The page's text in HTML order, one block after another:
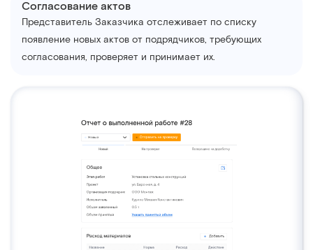
Согласование актов
Представитель Заказчика отслеживает по списку
появление новых актов от подрядчиков, требующих
согласования, проверяет и принимает их.